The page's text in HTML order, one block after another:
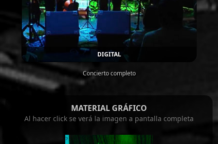
DIGITAL
Concierto completo
MATERIAL GRÁFICO
Al hacer click se verá la imagen a pantalla completa